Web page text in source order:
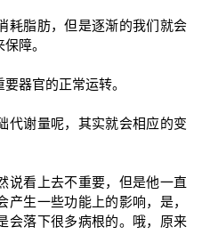
耗脂肪，但是逐渐的我们就会
障。
器官的正常运转。
代谢量呢，其实就会相应的变
说看上去不重要，但是他一直
生一些功能上的影响，是，
会落下很多病根的。哦，原来